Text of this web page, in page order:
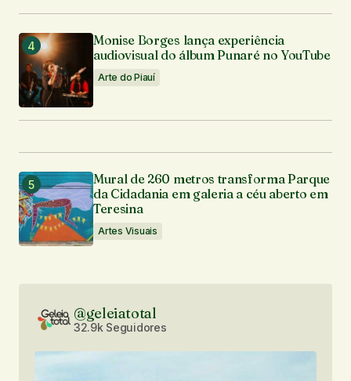
Monise Borges lança experiência
audiovisual do álbum Punaré no YouTube
Arte do Piauí
Mural de 260 metros transforma Parque
da Cidadania em galeria a céu aberto em
Teresina
Artes Visuais
@geleiatotal
32.9k Seguidores